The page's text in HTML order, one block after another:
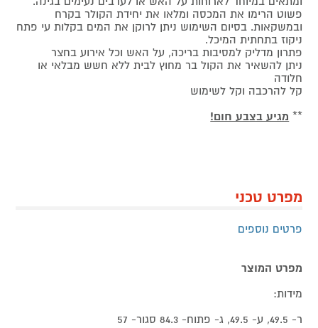
פשוט הרימו את המכסה ומלאו את יחידת הקולר בקרח
ובמשקאות. בסיום השימוש ניתן לרוקן את המים בקלות עי פתח
ניקוז בתחתית המיכל.
פתרון מדליק למסיבות בריכה, על האש וכל אירוע בחצר
ניתן להשאיר את הקול בר מחוץ לבית ללא חשש מבלאי או
חלודה
קל להרכבה וקל לשימוש
** מגיע בצבע חום!
מפרט טכני
פרטים נוספים
מפרט המוצר
מידות:
ר- 49.5, ע- 49.5, ג- פתוח- 84.3 סגור- 57